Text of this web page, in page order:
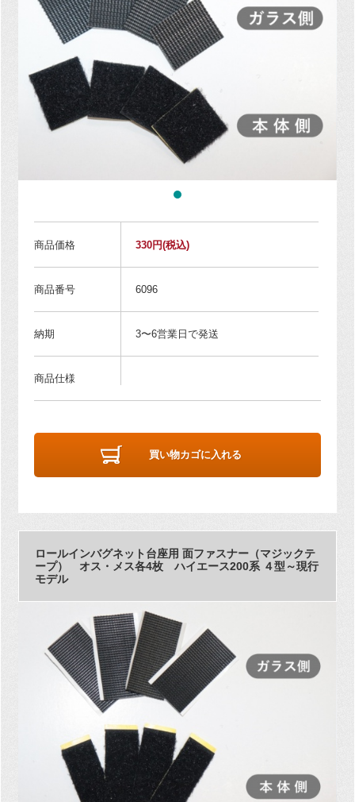
商品価格 330円(税込)
商品番号 6096
納期 3〜6営業日で発送
商品仕様
買い物カゴに入れる
ロールインバグネット台座用 面ファスナー（マジックテ
ープ） オス・メス各4枚 ハイエース200系 ４型～現行
モデル